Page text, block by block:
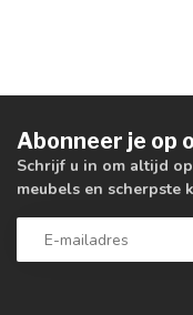
Abonneer je op
Schrijf u in om altijd
meubels en scherpste